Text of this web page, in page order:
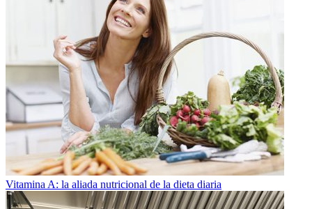
Vitamina A: la aliada nutricional de la dieta diaria